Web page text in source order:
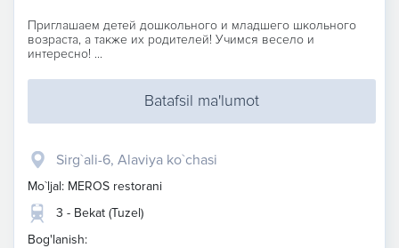
Приглашаем детей дошкольного и младшего школьного
возраста, а также их родителей! Учимся весело и
интересно! ...
Batafsil ma'lumot
Sirg`ali-6, Alaviya ko`chasi
Mo`ljal: MEROS restorani
3 - Bekat (Tuzel)
Bog'lanish: